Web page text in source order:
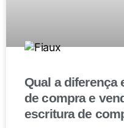
incomunicabilidade e
não demonstra por si
DE INSTRUMENTO
86.2015.8.26.0000,
Qual a diferença
de compra e
escritura de